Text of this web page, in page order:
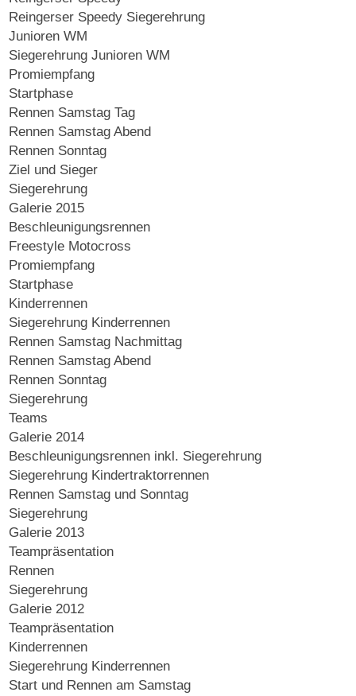
Reingerser Speedy Siegerehrung
Junioren WM
Siegerehrung Junioren WM
Promiempfang
Startphase
Rennen Samstag Tag
Rennen Samstag Abend
Rennen Sonntag
Ziel und Sieger
Siegerehrung
Galerie 2015
Beschleunigungsrennen
Freestyle Motocross
Promiempfang
Startphase
Kinderrennen
Siegerehrung Kinderrennen
Rennen Samstag Nachmittag
Rennen Samstag Abend
Rennen Sonntag
Siegerehrung
Teams
Galerie 2014
Beschleunigungsrennen inkl. Siegerehrung
Siegerehrung Kindertraktorrennen
Rennen Samstag und Sonntag
Siegerehrung
Galerie 2013
Teampräsentation
Rennen
Siegerehrung
Galerie 2012
Teampräsentation
Kinderrennen
Siegerehrung Kinderrennen
Start und Rennen am Samstag